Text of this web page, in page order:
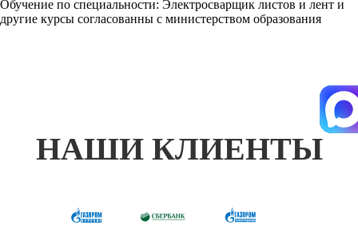
Обучение по специальности: Электросварщик листов и лент и
другие курсы согласованны с министерством образования
НАШИ КЛИЕНТЫ